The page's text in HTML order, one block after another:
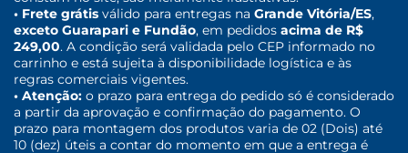
• Frete grátis válido para entregas na Grande Vitória/ES,
exceto Guarapari e Fundão, em pedidos acima de R$
249,00. A condição será validada pelo CEP informado no
carrinho e está sujeita à disponibilidade logística e às
regras comerciais vigentes.
• Atenção: o prazo para entrega do pedido só é considerado
a partir da aprovação e confirmação do pagamento. O
prazo para montagem dos produtos varia de 02 (Dois) até
10 (dez) úteis a contar do momento em que a entrega é